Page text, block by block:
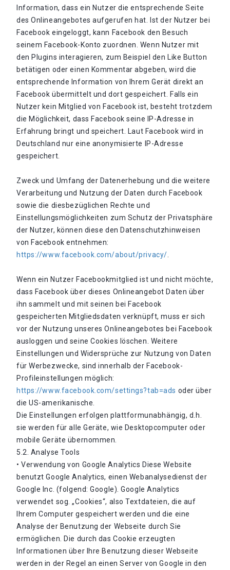
Information, dass ein Nutzer die entsprechende Seite
des Onlineangebotes aufgerufen hat. Ist der Nutzer bei
Facebook eingeloggt, kann Facebook den Besuch
seinem Facebook-Konto zuordnen. Wenn Nutzer mit
den Plugins interagieren, zum Beispiel den Like Button
betätigen oder einen Kommentar abgeben, wird die
entsprechende Information von Ihrem Gerät direkt an
Facebook übermittelt und dort gespeichert. Falls ein
Nutzer kein Mitglied von Facebook ist, besteht trotzdem
die Möglichkeit, dass Facebook seine IP-Adresse in
Erfahrung bringt und speichert. Laut Facebook wird in
Deutschland nur eine anonymisierte IP-Adresse
gespeichert.
Zweck und Umfang der Datenerhebung und die weitere
Verarbeitung und Nutzung der Daten durch Facebook
sowie die diesbezüglichen Rechte und
Einstellungsmöglichkeiten zum Schutz der Privatsphäre
der Nutzer, können diese den Datenschutzhinweisen
von Facebook entnehmen:
https://www.facebook.com/about/privacy/
Wenn ein Nutzer Facebookmitglied ist und nicht möchte,
dass Facebook über dieses Onlineangebot Daten über
ihn sammelt und mit seinen bei Facebook
gespeicherten Mitgliedsdaten verknüpft, muss er sich
vor der Nutzung unseres Onlineangebotes bei Facebook
ausloggen und seine Cookies löschen. Weitere
Einstellungen und Widersprüche zur Nutzung von Daten
für Werbezwecke, sind innerhalb der Facebook-
Profileinstellungen möglich:
https://www.facebook.com/settings?tab=ads oder über
die US-amerikanische.
Die Einstellungen erfolgen plattformunabhängig, d.h.
sie werden für alle Geräte, wie Desktopcomputer oder
mobile Geräte übernommen.
5.2. Analyse Tools
• Verwendung von Google Analytics Diese Website
benutzt Google Analytics, einen Webanalysedienst der
Google Inc. (folgend: Google). Google Analytics
verwendet sog. „Cookies“, also Textdateien, die auf
Ihrem Computer gespeichert werden und die eine
Analyse der Benutzung der Webseite durch Sie
ermöglichen. Die durch das Cookie erzeugten
Informationen über Ihre Benutzung dieser Webseite
werden in der Regel an einen Server von Google in den